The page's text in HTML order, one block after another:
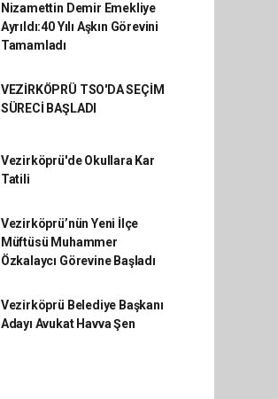
Nizamettin Demir Emekliye
Ayrıldı:40 Yılı Aşkın Görevini
Tamamladı
VEZİRKÖPRÜ TSO'DA SEÇİM
SÜRECİ BAŞLADI
Vezirköprü'de Okullara Kar
Tatili
Vezirköprü’nün Yeni İlçe
Müftüsü Muhammer
Özkalaycı Görevine Başladı
Vezirköprü Belediye Başkanı
Adayı Avukat Havva Şen